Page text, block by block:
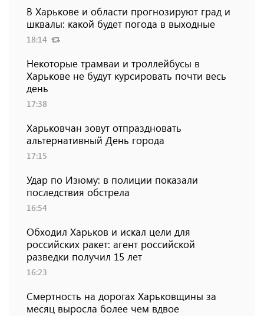
В Харькове и области прогнозируют град и
шквалы: какой будет погода в выходные
18:14
Некоторые трамваи и троллейбусы в
Харькове не будут курсировать почти весь
день
17:38
Харьковчан зовут отпраздновать
альтернативный День города
17:15
Удар по Изюму: в полиции показали
последствия обстрела
16:54
Обходил Харьков и искал цели для
российских ракет: агент российской
разведки получил 15 лет
16:23
Смертность на дорогах Харьковщины за
месяц выросла более чем вдвое